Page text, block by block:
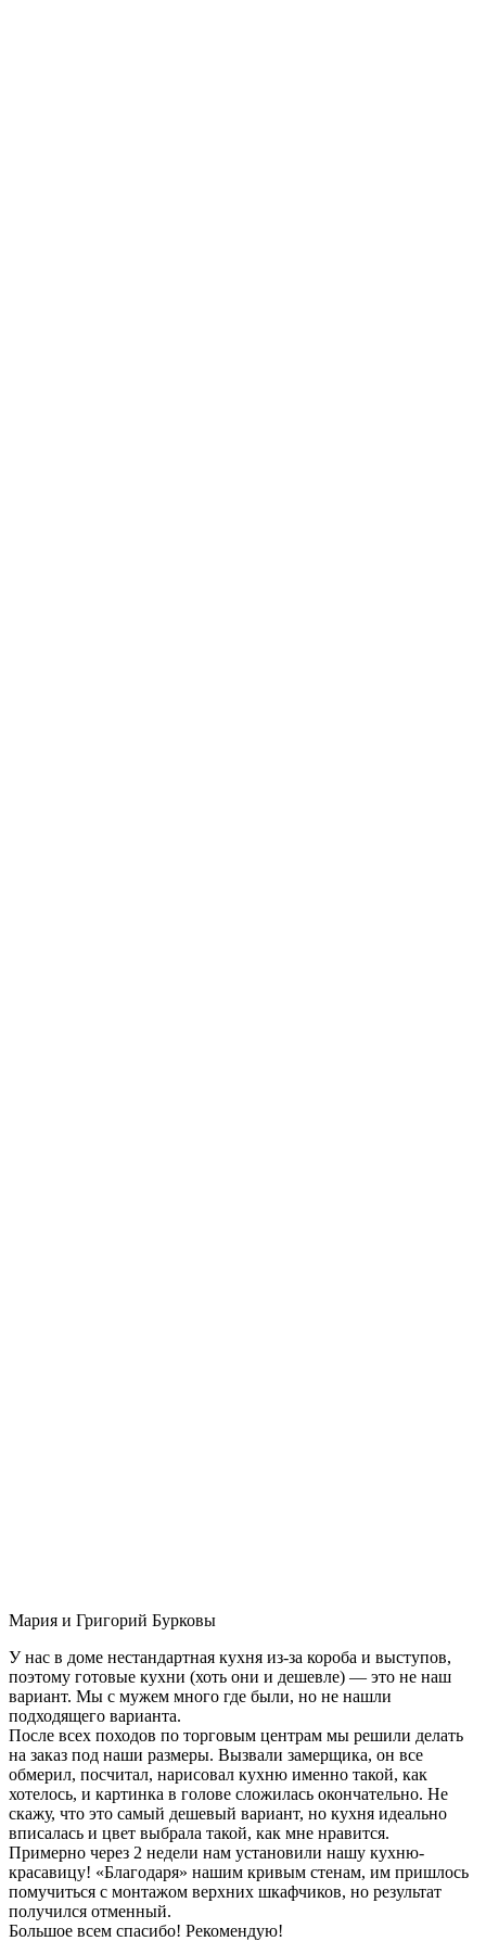
Мария и Григорий Бурковы
У нас в доме нестандартная кухня из-за короба и выступов,
поэтому готовые кухни (хоть они и дешевле) — это не наш
вариант. Мы с мужем много где были, но не нашли
подходящего варианта.
После всех походов по торговым центрам мы решили делать
на заказ под наши размеры. Вызвали замерщика, он все
обмерил, посчитал, нарисовал кухню именно такой, как
хотелось, и картинка в голове сложилась окончательно. Не
скажу, что это самый дешевый вариант, но кухня идеально
вписалась и цвет выбрала такой, как мне нравится.
Примерно через 2 недели нам установили нашу кухню-
красавицу! «Благодаря» нашим кривым стенам, им пришлось
помучиться с монтажом верхних шкафчиков, но результат
получился отменный.
Большое всем спасибо! Рекомендую!